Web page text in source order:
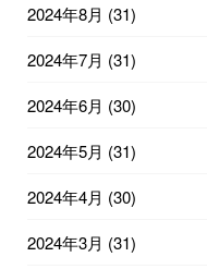
2024年8月 (31)
2024年7月 (31)
2024年6月 (30)
2024年5月 (31)
2024年4月 (30)
2024年3月 (31)